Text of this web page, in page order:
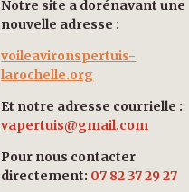
Notre site a dorénavant une
nouvelle adresse :
voileavironspertuis-
larochelle.org
Et notre adresse courrielle :
vapertuis@gmail.com
Pour nous contacter
directement: 07 82 37 29 27